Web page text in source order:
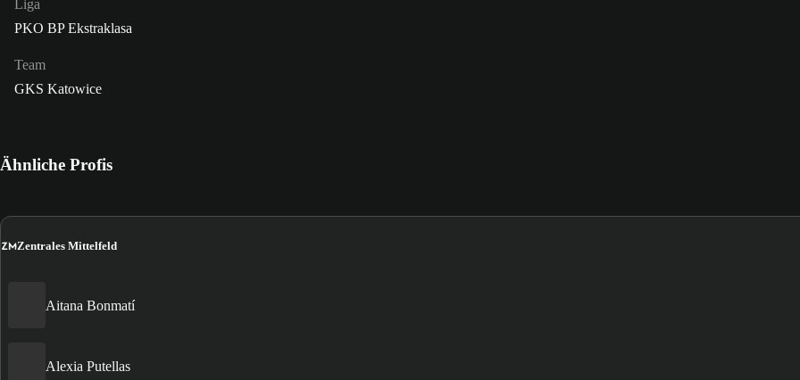
Liga
PKO BP Ekstraklasa
Team
GKS Katowice
Ähnliche Profis
ZMZentrales Mittelfeld
Aitana Bonmatí
Alexia Putellas